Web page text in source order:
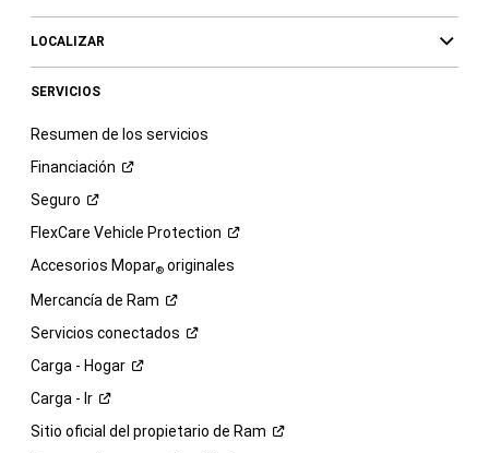
LOCALIZAR
SERVICIOS
Resumen de los servicios
Financiación
Seguro
FlexCare Vehicle Protection
Accesorios Mopar®originales
Mercancía de Ram
Servicios conectados
Carga - Hogar
Carga - Ir
Sitio oficial del propietario de Ram